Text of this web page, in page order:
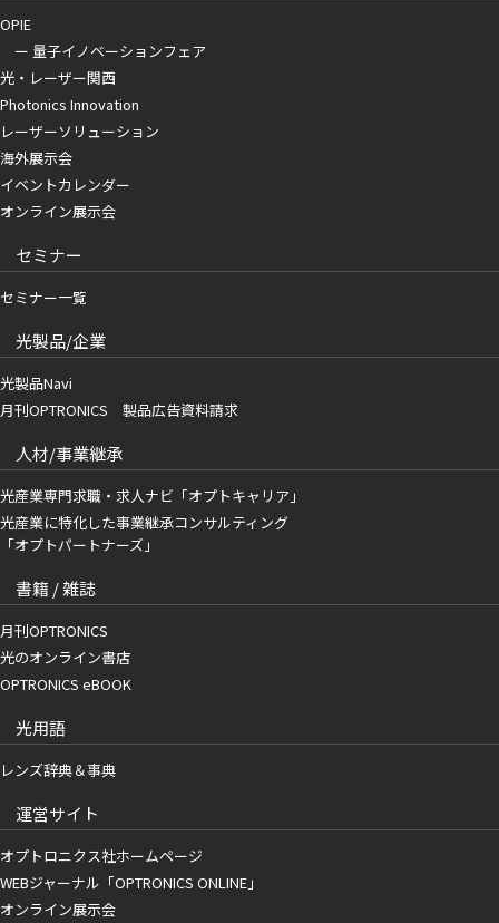
OPIE
ー 量子イノベーションフェア
光・レーザー関西
Photonics Innovation
レーザーソリューション
海外展示会
イベントカレンダー
オンライン展示会
セミナー
セミナー一覧
光製品/企業
光製品Navi
月刊OPTRONICS 製品広告資料請求
人材/事業継承
光産業専門求職・求人ナビ「オプトキャリア」
光産業に特化した事業継承コンサルティング
「オプトパートナーズ」
書籍 / 雑誌
月刊OPTRONICS
光のオンライン書店
OPTRONICS eBOOK
光用語
レンズ辞典＆事典
運営サイト
オプトロニクス社ホームページ
WEBジャーナル「OPTRONICS ONLINE」
オンライン展示会